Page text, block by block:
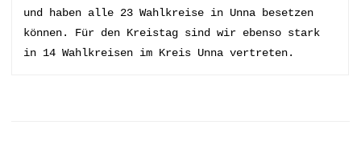
und haben alle 23 Wahlkreise in Unna besetzen
können. Für den Kreistag sind wir ebenso stark
in 14 Wahlkreisen im Kreis Unna vertreten.